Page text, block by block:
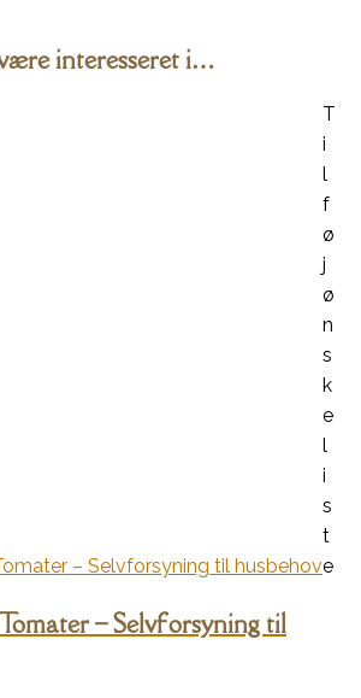
interesseret i…
T
i
l
f
ø
j
ø
n
s
k
e
l
i
s
t
e
– Selvforsyning til